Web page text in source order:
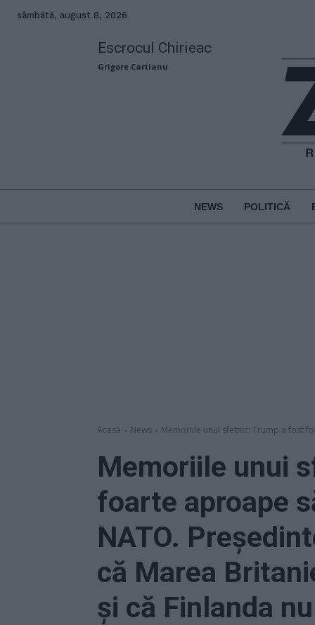
sâmbătă, august 8, 2026
Escrocul Chirieac
Grigore Cartianu
NEWS POLITICĂ
Acasă News Memoriile unui sfetnic: Trump a fost
Memoriile unui
foarte aproape
NATO.
că Marea
și că Finlanda